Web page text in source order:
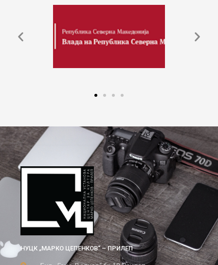
НУЦК „МАРКО ЦЕПЕНКОВ“ – ПРИЛЕП